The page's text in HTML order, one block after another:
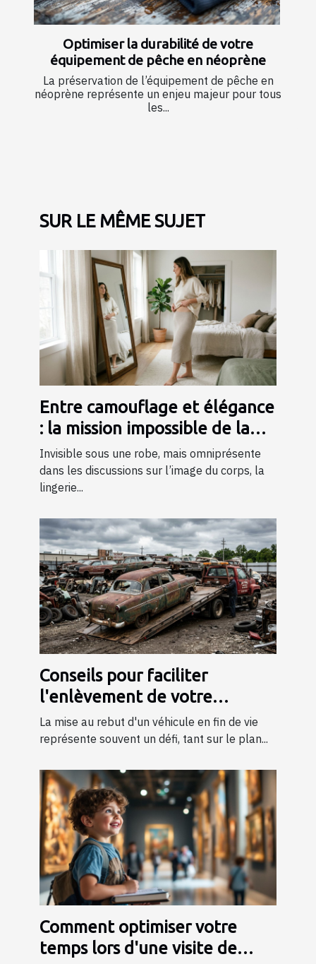
Optimiser la durabilité de votre
équipement de pêche en néoprène
La préservation de l’équipement de pêche en
néoprène représente un enjeu majeur pour tous
les...
SUR LE MÊME SUJET
Entre camouflage et élégance
: la mission impossible de la
lingerie gainante ?
Invisible sous une robe, mais omniprésente
dans les discussions sur l’image du corps, la
lingerie...
Conseils pour faciliter
l'enlèvement de votre
véhicule en fin de vie
La mise au rebut d'un véhicule en fin de vie
représente souvent un défi, tant sur le plan...
Comment optimiser votre
temps lors d'une visite de